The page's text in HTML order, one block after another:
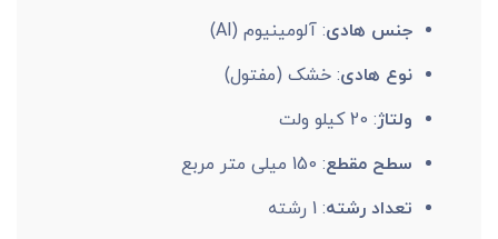
جنس هادی: آلومینیوم (Al)
نوع هادی: خشک (مفتول)
ولتاژ: 20 کیلو ولت
سطح مقطع: 150 میلی متر مربع
تعداد رشته: 1 رشته